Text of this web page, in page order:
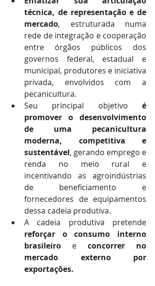
técnica, de representação e de
mercado, estruturada numa
rede de integração e cooperação
entre órgãos públicos dos
governos federal, estadual e
municipal, produtores e iniciativa
privada, envolvidos com a
pecanicultura.
Seu principal objetivo é
promover o desenvolvimento
de uma pecanicultura
moderna, competitiva e
sustentável, gerando emprego e
renda no meio rural e
incentivando as agroindústrias
de beneficiamento e
fornecedores de equipamentos
dessa cadeia produtiva.
reforçar o consumo interno
brasileiro e concorrer no
mercado externo por
exportações.